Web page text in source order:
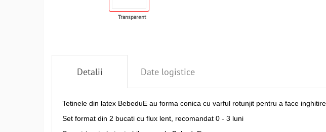
Transparent
Detalii Date logistice
Tetinele din latex BebeduE au forma conica cu varful rotunjit pentru a face
Set format din 2 bucati cu flux lent, recomandat 0 - 3 luni